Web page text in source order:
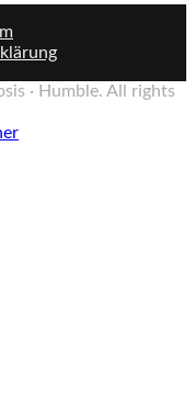
· Humble. All rights